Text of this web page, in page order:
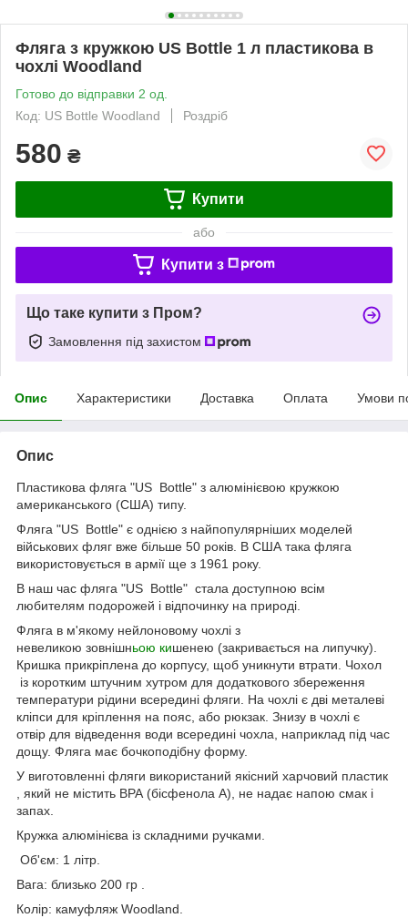
Фляга з кружкою US Вottle 1 л пластикова в
чохлі Woodland
Готово до відправки 2 од.
Код: US Вottle Woodland
Роздріб
580 ₴
Купити
або
Купити з
Що таке купити з Пром?
Замовлення під захистом
Опис Характеристики Доставка Оплата Умови
Опис
Пластикова фляга "US Вottle" з алюмінієвою кружкою
американського (США) типу.
Фляга "US Вottle" є однією з найпопулярніших моделей
військових фляг вже більше 50 років. В США така фляга
використовується в армії ще з 1961 року.
В наш час фляга "US Вottle" стала доступною всім
любителям подорожей і відпочинку на природі.
Фляга в м'якому нейлоновому чохлі з
невеликою зовнішньою кишенею (закривається на липучку).
Кришка прикріплена до корпусу, щоб уникнути втрати. Чохол
із коротким штучним хутром для додаткового збереження
температури рідини всередині фляги. На чохлі є дві металеві
кліпси для кріплення на пояс, або рюкзак. Знизу в чохлі є
отвір для відведення води всередині чохла, наприклад під час
дощу. Фляга має бочкоподібну форму.
У виготовленні фляги використаний якісний харчовий пластик
, який не містить ВРА (бісфенола А), не надає напою смак і
запах.
Кружка алюмінієва із складними ручками.
Об'єм: 1 літр.
Вага: близько 200 гр .
Колір: камуфляж Woodland.